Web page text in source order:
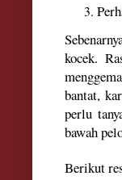
kocek.
bantat,
perlu
bawah
Berikut